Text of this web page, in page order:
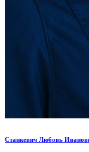
Станкевич Любовь